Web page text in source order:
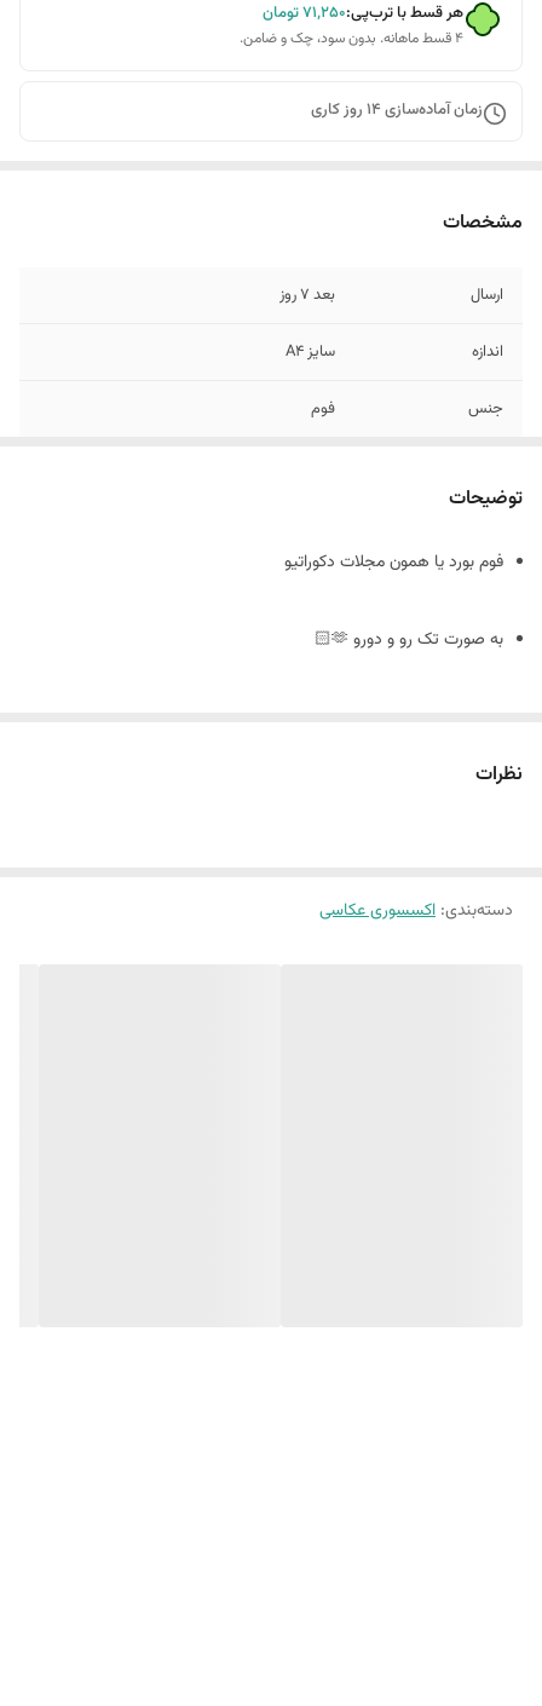
هر قسط با ترب‌پی:۷۱٬۲۵۰تومان
۴ قسط ماهانه. بدون سود، چک و ضامن.
زمان آماده‌سازی 14 روز کاری
مشخصات
ارسال بعد 7 روز
اندازه سایز A4
جنس فوم
توضیحات
فوم بورد یا همون مجلات دکوراتیو
به صورت تک رو و دورو 🫶🏻
نظرات
دسته‌بندی: اکسسوری عکاسی